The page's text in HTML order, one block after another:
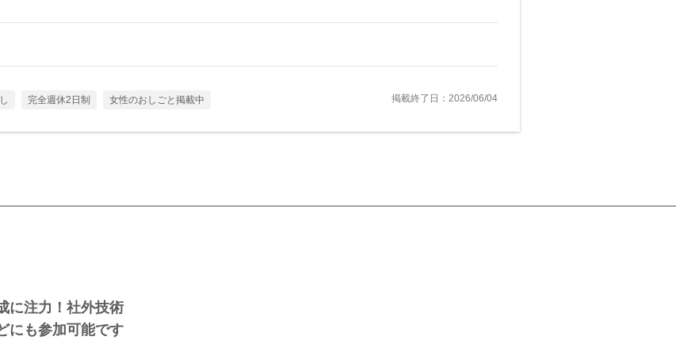
完全週休2日制 女性のおしごと掲載中 掲載終了日：2026/06/04
に注力！社外技術
にも参加可能です